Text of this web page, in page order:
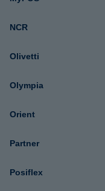
NCR
Olivetti
Olympia
Orient
Partner
Posiflex